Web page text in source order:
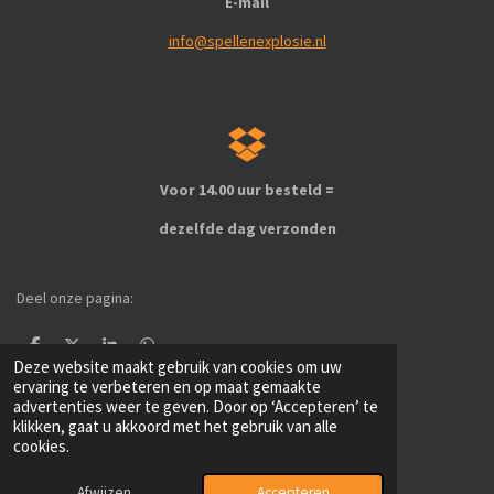
Deze website maakt gebruik van cookies om uw
ervaring te verbeteren en op maat gemaakte
advertenties weer te geven. Door op ‘Accepteren’ te
klikken, gaat u akkoord met het gebruik van alle
cookies.
info@spellenexplosie.nl
Voor 14.00 uur besteld =
dezelfde dag verzonden
Deel onze pagina:
e
l
e
n
e
e
l
h
a
r
e
e
l
e
n
R
a
1
s
2
s
3 4 5
S
t
m
181 stemmen
© 2024 - 2026 spellenexplosie